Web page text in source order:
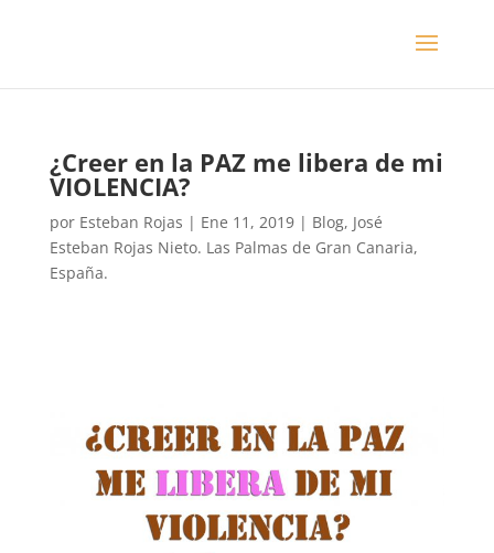
¿Creer en la PAZ me libera de mi
VIOLENCIA?
por Esteban Rojas | Ene 11, 2019| Blog, José
Esteban Rojas Nieto. Las Palmas de Gran Canaria,
España.